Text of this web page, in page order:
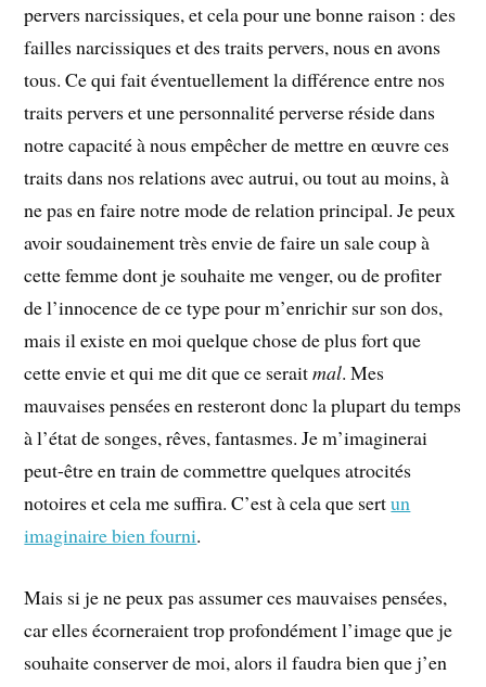
pervers narcissiques, et cela pour une bonne raison : des
failles narcissiques et des traits pervers, nous en avons
tous. Ce qui fait éventuellement la différence entre nos
traits pervers et une personnalité perverse réside dans
notre capacité à nous empêcher de mettre en œuvre ces
traits dans nos relations avec autrui, ou tout au moins, à
ne pas en faire notre mode de relation principal. Je peux
avoir soudainement très envie de faire un sale coup à
cette femme dont je souhaite me venger, ou de profiter
de l’innocence de ce type pour m’enrichir sur son dos,
mais il existe en moi quelque chose de plus fort que
cette envie et qui me dit que ce seraitmal. Mes
mauvaises pensées en resteront donc la plupart du temps
à l’état de songes, rêves, fantasmes. Je m’imaginerai
peut-être en train de commettre quelques atrocités
notoires et cela me suffira. C’est à cela que sertun
imaginaire bien fourni.
Mais si je ne peux pas assumer ces mauvaises pensées,
car elles écorneraient trop profondément l’image que je
souhaite conserver de moi, alors il faudra bien que j’en